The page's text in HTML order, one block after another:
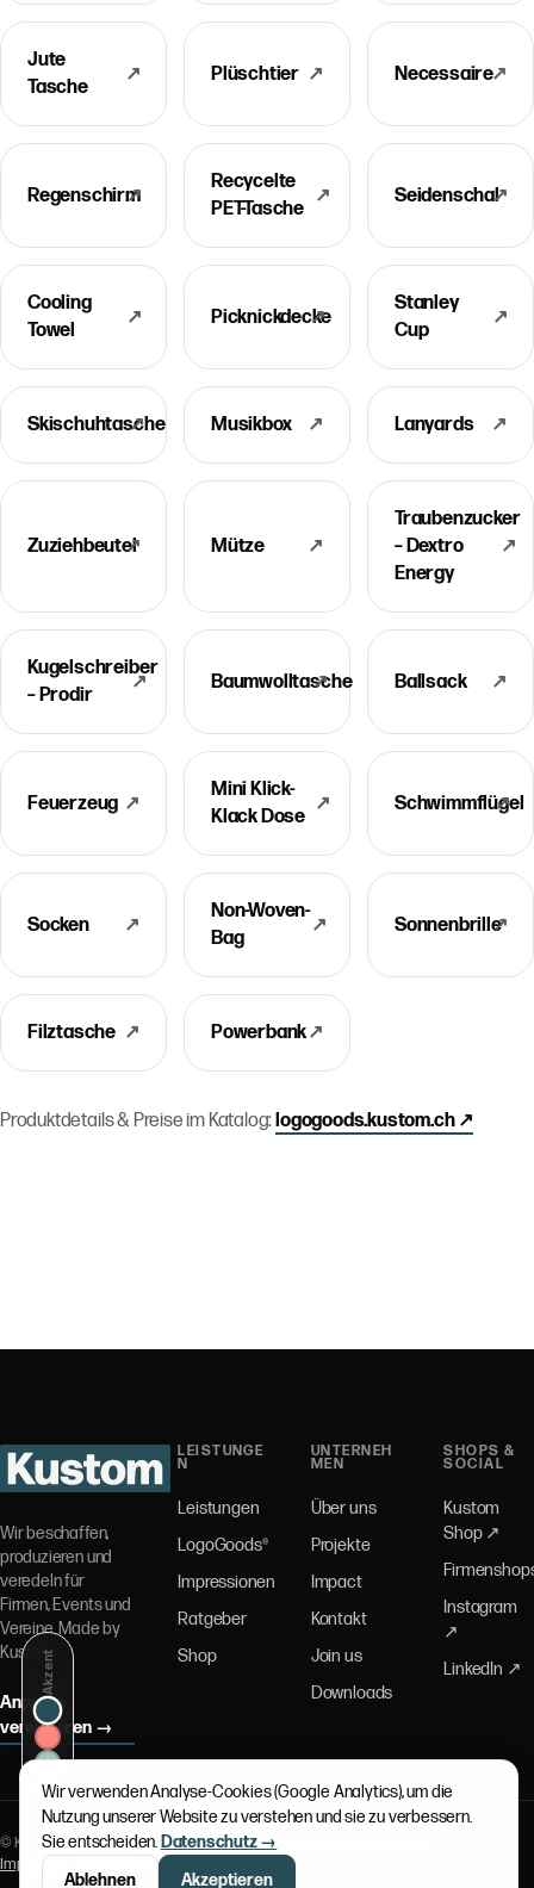
Jute
Tasche
↗ Plüschtier ↗ Necessaire↗
Regenschirm
↗
Recycelte
PET-Tasche
↗ Seidenschal↗
Cooling
Towel
↗ Picknickdecke
↗
Stanley
Cup
↗
Skischuhtasche
↗ Musikbox ↗ Lanyards ↗
Zuziehbeutel
↗ Mütze ↗
Traubenzucker
– Dextro
Energy
↗
Kugelschreiber
– Prodir
↗ Baumwolltasche
↗ Ballsack ↗
Feuerzeug ↗
Mini Klick-
Klack Dose
↗ Schwimmflügel
↗
Socken ↗
Non-Woven-
Bag
↗ Sonnenbrille↗
Filztasche ↗ Powerbank↗
Produktdetails & Preise im Katalog:logogoods.kustom.ch ↗
Wir beschaffen,
produzieren und
veredeln für
Firmen, Events und
Vereine. Made by
Kustom.
Anprobe
vereinbaren →
LEISTUNGE
N
Leistungen
LogoGoods®
Impressionen
Ratgeber
Shop
UNTERNEH
MEN
Über uns
Projekte
Impact
Kontakt
Join us
Downloads
SHOPS &
SOCIAL
Kustom
Shop ↗
Instagram
↗
LinkedIn ↗
© Kustom Schweiz AG — A Proud Member of
Impressum
Cookie-Einstellungen
Akzent
Wir verwenden Analyse-Cookies (Google Analytics), um die
Nutzung unserer Website zu verstehen und sie zu verbessern.
Sie entscheiden. Datenschutz →
Ablehnen
Akzeptieren